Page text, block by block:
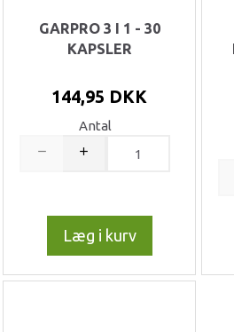
GARPRO 3 I 1 - 30
KAPSLER
144,95 DKK
Antal
Læg i kurv